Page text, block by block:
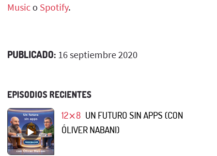
Music o Spotify.
PUBLICADO: 16 septiembre 2020
EPISODIOS RECIENTES
12⨯8 UN FUTURO SIN APPS (CON
ÓLIVER NABANI)